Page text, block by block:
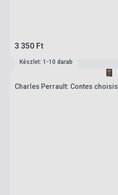
3 350 Ft
Készlet: 1-10 darab
Charles Perrault: Contes choisis